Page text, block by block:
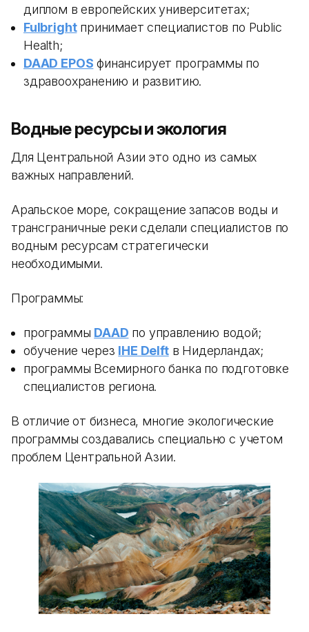
диплом в европейских университетах;
Fulbrightпринимает специалистов по Public
Health;
DAAD EPOS финансирует программы по
здравоохранению и развитию.
Водные ресурсы и экология
Для Центральной Азии это одно из самых
важных направлений.
Аральское море, сокращение запасов воды и
трансграничные реки сделали специалистов по
водным ресурсам стратегически
необходимыми.
Программы:
программы DAAD по управлению водой;
обучение через IHE Delftв Нидерландах;
программы Всемирного банка по подготовке
специалистов региона.
В отличие от бизнеса, многие экологические
программы создавались специально с учетом
проблем Центральной Азии.